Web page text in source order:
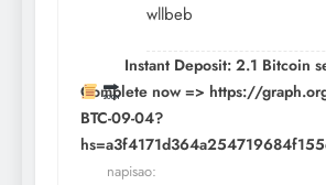
wllbeb
Instant Deposit: 2.1 Bitcoin
Complete now => https://
BTC-09-04?
napisao: